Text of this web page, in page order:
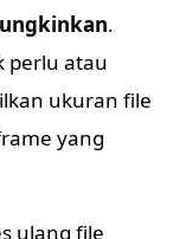
.
perlu atau
ukuran file
yang
ulang file